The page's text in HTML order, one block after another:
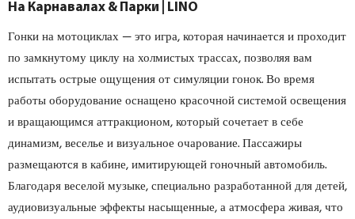
На Карнавалах & Парки | LINO
Гонки на мотоциклах — это игра, которая начинается и проходит
по замкнутому циклу на холмистых трассах, позволяя вам
испытать острые ощущения от симуляции гонок. Во время
работы оборудование оснащено красочной системой освещения
и вращающимся аттракционом, который сочетает в себе
динамизм, веселье и визуальное очарование. Пассажиры
размещаются в кабине, имитирующей гоночный автомобиль.
Благодаря веселой музыке, специально разработанной для детей,
аудиовизуальные эффекты насыщенные, а атмосфера живая, что